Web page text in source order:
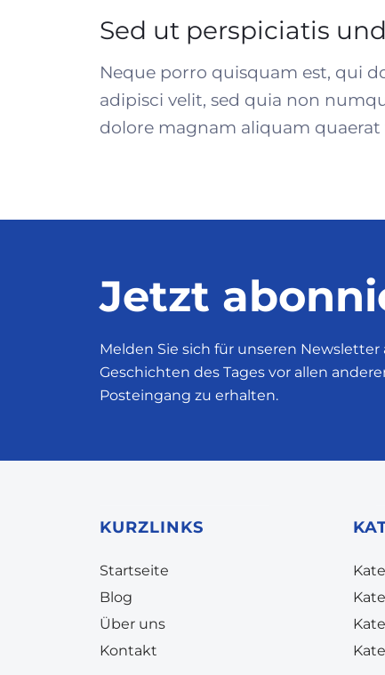
Sed ut perspiciatis
Neque porro quisquam est, qui
adipisci velit, sed quia non
dolore magnam aliquam
Jetzt
Melden Sie sich für unseren
Geschichten des Tages vor allen
Posteingang zu erhalten.
KURZLINKS
Startseite
Blog
Über uns
Kontakt